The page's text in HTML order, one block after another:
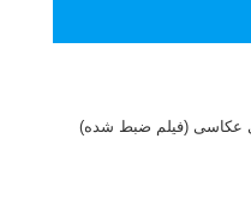
عکاسی (فیلم ضبط شده)